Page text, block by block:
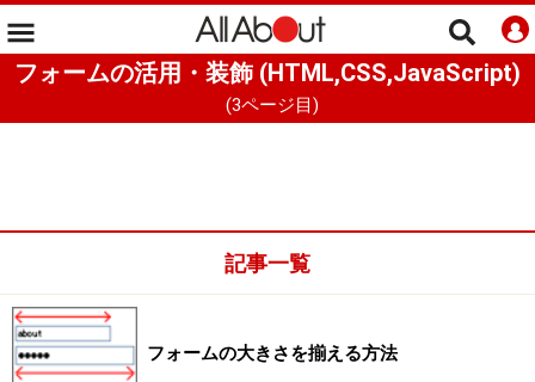
フォームの活用・装飾 (HTML,CSS,JavaScript)
(3ページ目)
記事一覧
フォームの大きさを揃える方法